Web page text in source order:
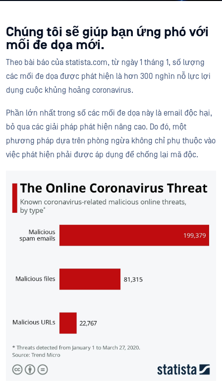
Chúng tôi sẽ giúp bạn ứng phó với
mối đe dọa mới.
Theo bài báo của statista.com, từ ngày 1 tháng 1, số lượng
các mối đe dọa được phát hiện là hơn 300 nghìn nỗ lực lợi
dụng cuộc khủng hoảng coronavirus.
Phần lớn nhất trong số các mối đe dọa này là email độc hại,
bỏ qua các giải pháp phát hiện nâng cao. Do đó, một
phương pháp dựa trên phòng ngừa không chỉ phụ thuộc vào
việc phát hiện phải được áp dụng để chống lại mã độc.